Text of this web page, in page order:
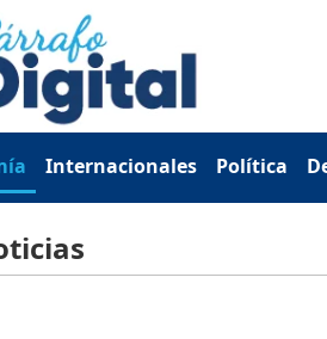
Internacionales Política